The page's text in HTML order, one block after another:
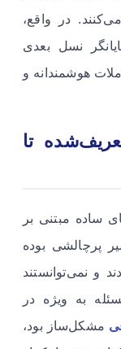
در واقع،
نسل بعدی
هوشمندانه و
تا
ساده مبتنی بر
پرچالشی بوده
و نمی‌توانستند
به ویژه در
مشکل‌ساز بود،